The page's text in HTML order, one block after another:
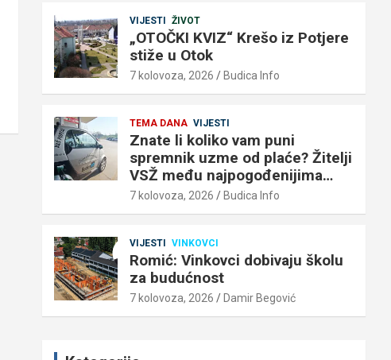
VIJESTI ŽIVOT
„OTOČKI KVIZ“ Krešo iz Potjere
stiže u Otok
7 kolovoza, 2026 Budica Info
TEMA DANA VIJESTI
Znate li koliko vam puni
spremnik uzme od plaće? Žitelji
VSŽ među najpogođenijima…
7 kolovoza, 2026 Budica Info
VIJESTI VINKOVCI
Romić: Vinkovci dobivaju školu
za budućnost
7 kolovoza, 2026 Damir Begović